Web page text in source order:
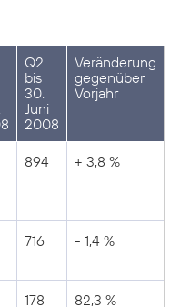
Q2
bis
30.
Juni
2008
Veränderung
gegenüber
Vorjahr
894 + 3,8 %
716 - 1,4 %
178 82,3 %